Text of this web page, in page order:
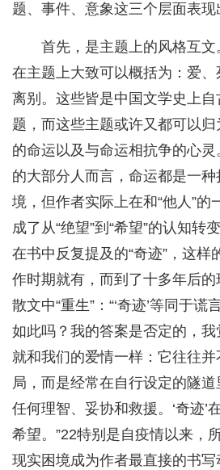
题、事件、意象这三个层面表现
首先，是主题上的风格互
在主题上大致可以概括为：爱、
离别。这些皆是中国文学史上
题，而这些主题或许又都可以
的命运以及与命运相抗争的心
的大部分人而言，命运都是一
境，但作者实际上在和“他人”的
成了从“绝望”到“希望”的认知转
在书中反复提及的“奇迹”，这样
作时期就有，而到了十多年后的
散文中“重生”：“‘奇迹’等同于
如此吗？我的答案是否定的，
就和我们的爱情一样：它往往
局，而是经常在自行设定的隧
任何理智、妥协和救援。‘奇迹’
希望。”22特别是自疫情以来，
现实困境成为作者最直接的书写